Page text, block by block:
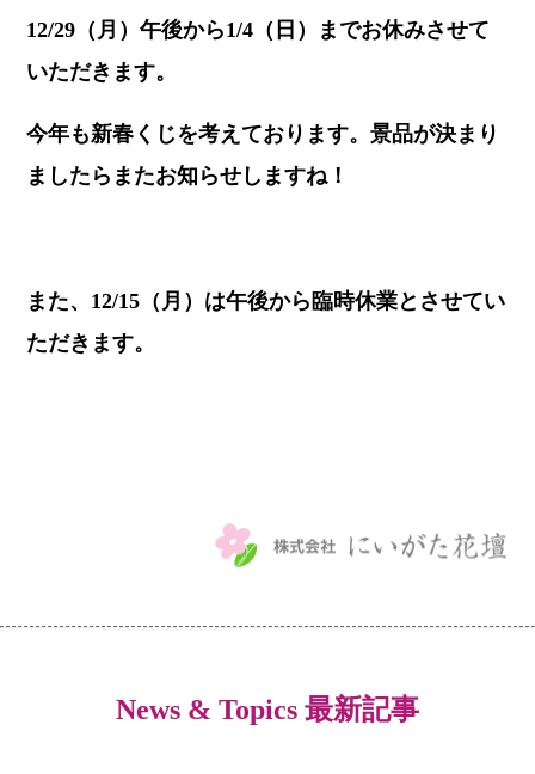
12/29（月）午後から1/4（日）までお休みさせて
いただきます。
今年も新春くじを考えております。景品が決まり
ましたらまたお知らせしますね！
また、12/15（月）は午後から臨時休業とさせてい
ただきます。
News & Topics 最新記事